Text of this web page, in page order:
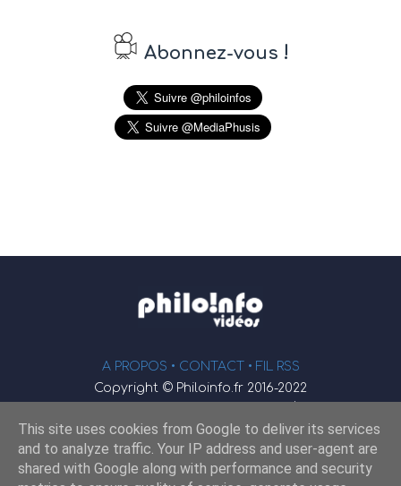
Abonnez-vous !
A PROPOS • CONTACT • FIL RSS
Copyright © Philoinfo.fr 2016-2022
φ
Webmaster : JEND
This site uses cookies from Google to deliver its services
and to analyze traffic. Your IP address and user-agent are
shared with Google along with performance and security